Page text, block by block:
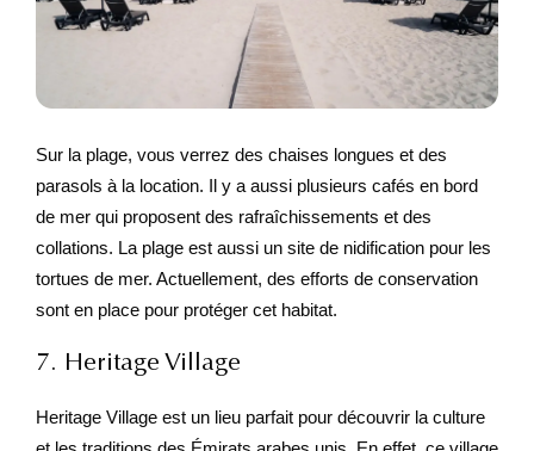
Sur la plage, vous verrez des chaises longues et des
parasols à la location. Il y a aussi plusieurs cafés en bord
de mer qui proposent des rafraîchissements et des
collations. La plage est aussi un site de nidification pour les
tortues de mer. Actuellement, des efforts de conservation
sont en place pour protéger cet habitat.
7. Heritage Village
Heritage Village est un lieu parfait pour découvrir la culture